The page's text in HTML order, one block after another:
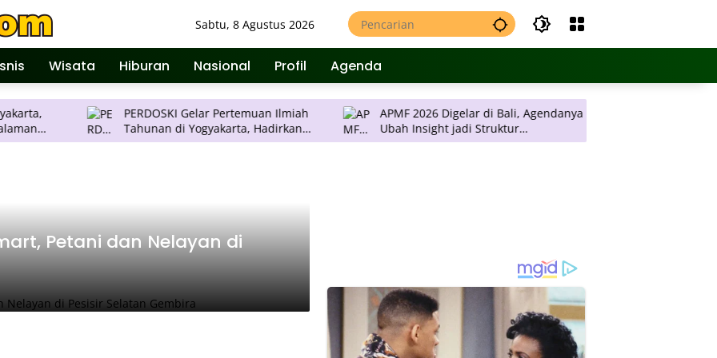
Sabtu, 8 Agustus 2026
Wisata Hiburan Nasional Profil Agenda
PERDOSKI Gelar Pertemuan Ilmiah
Tahunan di Yogyakarta, Hadirkan
Inovasi Dermatologi Terkini
APMF 2026 Digelar di Bali, Agendanya
Ubah Insight jadi Struktur
Pengambilan Keputusan
JNE Promo Ongkos
Pulau Jawa
Petani dan Nelayan di